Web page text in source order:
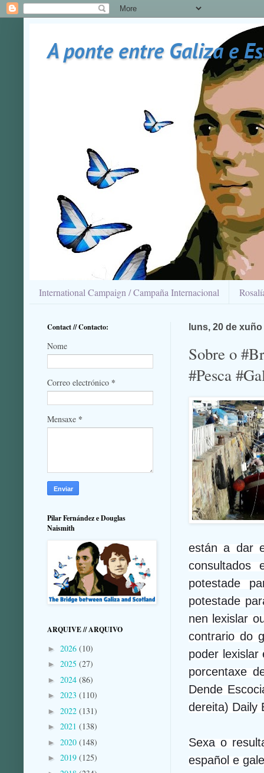
A ponte entre Galiza e
International Campaign / Campaña Internacional
luns, 20 de
Sobre o
#Pesca
están a dar
consultados
potestade
potestade
nen lexislar
contrario do
poder
porcentaxe
Dende
dereita) Daily
Sexa o
español e
Contact // Contacto:
Nome
Correo electrónico *
Mensaxe *
Pilar Fernández e Douglas
Naismith
ARQUIVE // ARQUIVO
► 2026 (10)
► 2025 (27)
► 2024 (86)
► 2023 (110)
► 2022 (131)
► 2021 (138)
► 2020 (148)
► 2019 (125)